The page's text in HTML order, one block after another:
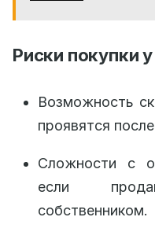
Риски покупки
Возможность
проявятся
Сложности с
если
собственником.